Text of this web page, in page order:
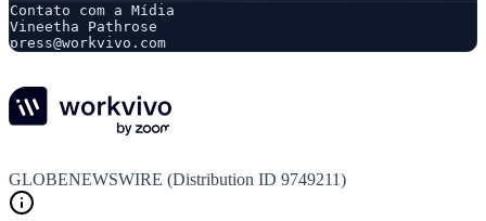
Contato com a Mídia
Vineetha Pathrose
press@workvivo.com
GLOBENEWSWIRE (Distribution ID 9749211)